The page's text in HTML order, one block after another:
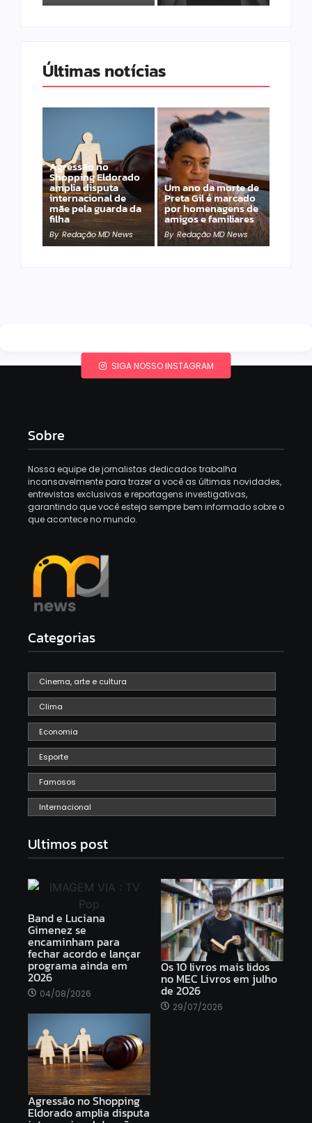
Últimas notícias
Agressão no
Shopping Eldorado
amplia disputa
internacional de
mãe pela guarda da
filha
By Redação MD News
Um ano da morte de
Preta Gil é marcado
por homenagens de
amigos e familiares
By Redação MD News
SIGA NOSSO INSTAGRAM
Sobre
Nossa equipe de jornalistas dedicados trabalha
incansavelmente para trazer a você as últimas novidades,
entrevistas exclusivas e reportagens investigativas,
garantindo que você esteja sempre bem informado sobre o
que acontece no mundo.
Categorias
Cinema, arte e cultura
Clima
Economia
Esporte
Famosos
Internacional
Ultimos post
Band e Luciana
Gimenez se
encaminham para
fechar acordo e lançar
programa ainda em
2026
04/08/2026
Os 10 livros mais lidos
no MEC Livros em julho
de 2026
29/07/2026
Agressão no Shopping
Eldorado amplia disputa